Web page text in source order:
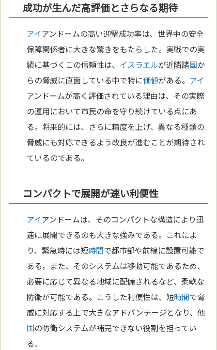
成功が生んだ高評価とさらなる期待
アイアンドームの高い迎撃成功率は、世界中の安全
保障関係者に大きな驚きをもたらした。実戦での実
績に基づくこの信頼性は、 イスラエルが近隣諸国か
らの脅威に直面している中で特に価値がある。 アイ
アンドームが高く評価されている理由は、その実際
の運用において市民の命を守り続けている点にあ
る。将来的には、さらに精度を上げ、異なる種類の
脅威にも対応できるよう改良が進むことが期待され
ているのである。
コンパクトで展開が速い利便性
アイアンドームは、そのコンパクトな構造により迅
速に展開できるのも大きな強みである。これによ
り、緊急時には短時間で都市部や前線に設置可能で
ある。また、そのシステムは移動可能であるため、
必要に応じて異なる地域に配備されるなど、柔軟な
防衛が可能である。こうした利便性は、短時間で脅
威に対応する上で大きなアドバンテージとなり、他
国の防衛システムが補完できない役割を担ってい
る。